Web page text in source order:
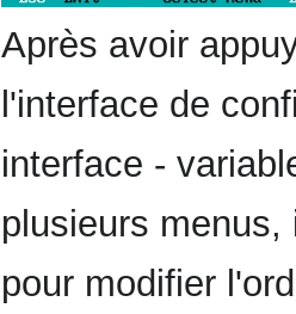
Après avoir
l'interface de
interface -
plusieurs
pour modifier